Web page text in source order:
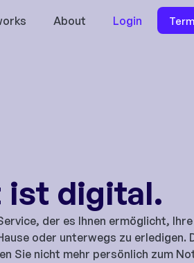
About Login
ist digital.
der es Ihnen ermöglicht,
oder unterwegs zu erledigen.
Sie nicht mehr persönlich zum